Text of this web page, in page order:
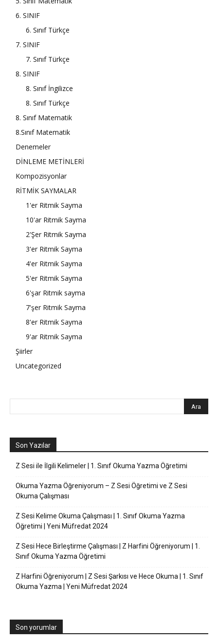
6. SINIF
6. Sınıf Türkçe
7. SINIF
7. Sınıf Türkçe
8. SINIF
8. Sınıf İngilizce
8. Sınıf Türkçe
8. Sınıf Matematik
8.Sınıf Matematik
Denemeler
DİNLEME METİNLERİ
Kompozisyonlar
RİTMİK SAYMALAR
1'er Ritmik Sayma
10'ar Ritmik Sayma
2'Şer Ritmik Sayma
3'er Ritmik Sayma
4'er Ritmik Sayma
5'er Ritmik Sayma
6'şar Ritmik sayma
7'şer Ritmik Sayma
8'er Ritmik Sayma
9'ar Ritmik Sayma
Şiirler
Uncategorized
Son Yazılar
Z Sesi ile İlgili Kelimeler | 1. Sınıf Okuma Yazma Öğretimi
Okuma Yazma Öğreniyorum – Z Sesi Öğretimi ve Z Sesi
Okuma Çalışması
Z Sesi Kelime Okuma Çalışması | 1. Sınıf Okuma Yazma
Öğretimi | Yeni Müfredat 2024
Z Sesi Hece Birleştirme Çalışması | Z Harfini Öğreniyorum | 1.
Sınıf Okuma Yazma Öğretimi
Z Harfini Öğreniyorum | Z Sesi Şarkısı ve Hece Okuma | 1. Sınıf
Okuma Yazma | Yeni Müfredat 2024
Son yorumlar